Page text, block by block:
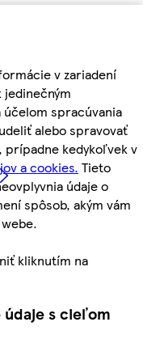
v zariadení
spracúvania
alebo spravovať
kedykoľvek v
a cookies. Tieto
údaje o
spôsob, akým vám
kliknutím na
údaje s cieľom